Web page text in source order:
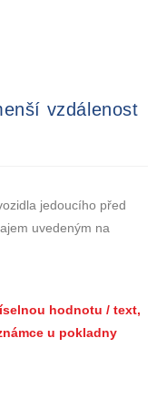
vzdálenost
jedoucího před
uvedeným na
hodnotu / text,
u pokladny